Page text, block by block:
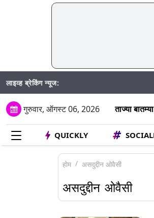
लाइव्ह ब्रेकिंग न्यूज:
गुरुवार, ऑगस्ट 06, 2026 ताज्या बातम्या
QUICKLY
होम असदुद्दीन ओवैसी
असदुद्दीन ओवैसी